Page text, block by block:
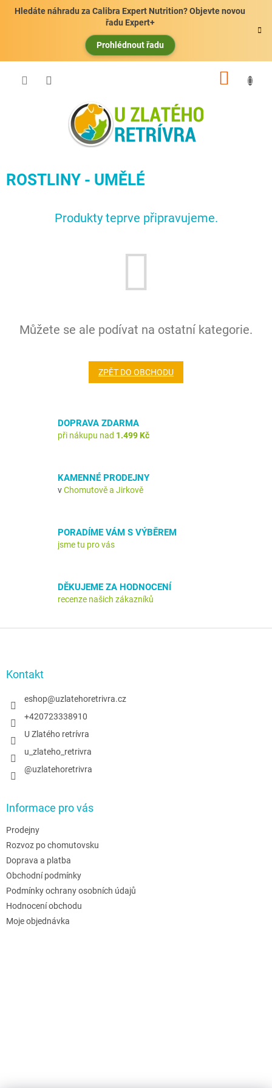
Hledáte náhradu za Calibra Expert Nutrition? Objevte novou
řadu Expert+
Prohlédnout řadu
ROSTLINY - UMĚLÉ
Produkty teprve připravujeme.
Můžete se ale podívat na ostatní kategorie.
ZPĚT DO OBCHODU
DOPRAVA ZDARMA
při nákupu nad 1.499 Kč
KAMENNÉ PRODEJNY
vChomutově a Jirkově
PORADÍME VÁM S VÝBĚREM
jsme tu pro vás
DĚKUJEME ZA HODNOCENÍ
recenze našich zákazníků
Kontakt
eshop@uzlatehoretrivra.cz
+420723338910
U Zlatého retrívra
u_zlateho_retrivra
@uzlatehoretrivra
Informace pro vás
Prodejny
Rozvoz po chomutovsku
Doprava a platba
Obchodní podmínky
Podmínky ochrany osobních údajů
Hodnocení obchodu
Moje objednávka